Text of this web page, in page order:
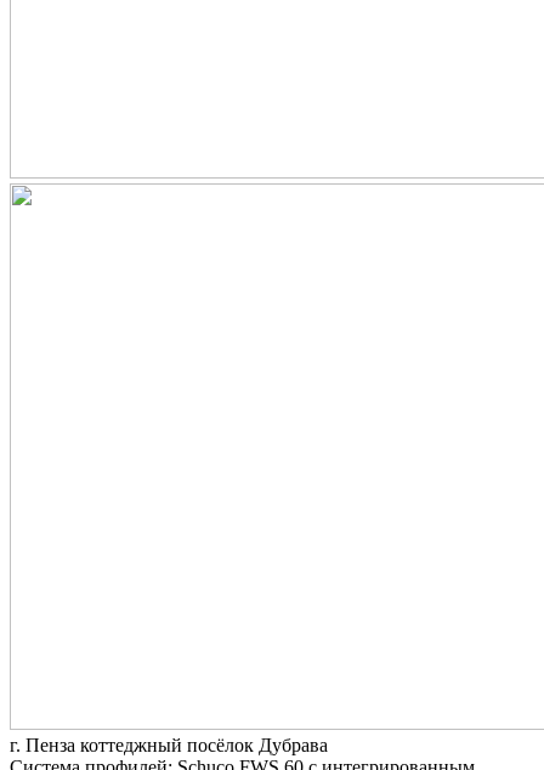
г. Пенза коттеджный посёлок Дубрава